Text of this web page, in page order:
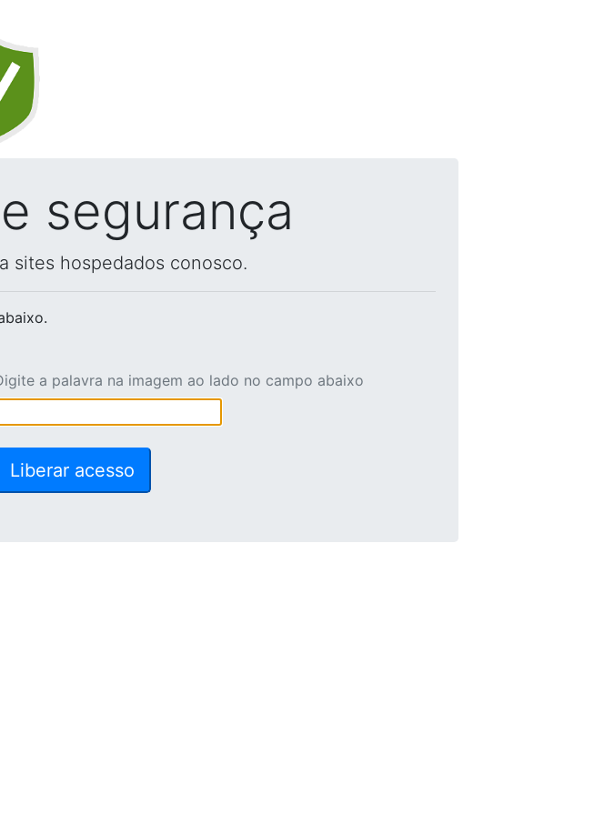
segurança
sites hospedados conosco.
a palavra na imagem ao lado no campo abaixo